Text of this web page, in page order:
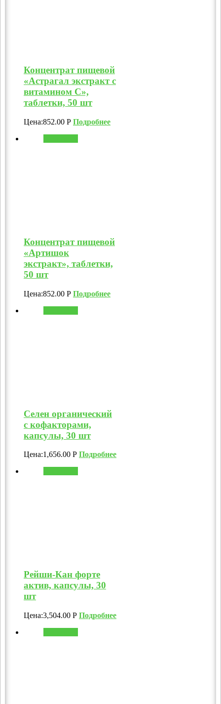
Концентрат пищевой
«Астрагал экстракт с
витамином C»,
таблетки, 50 шт
Цена:852.00 Р Подробнее
Концентрат пищевой
«Артишок
экстракт», таблетки,
50 шт
Цена:852.00 Р Подробнее
Селен органический
с кофакторами,
капсулы, 30 шт
Цена:1,656.00 Р Подробнее
Рейши-Кан форте
актив, капсулы, 30
шт
Цена:3,504.00 Р Подробнее